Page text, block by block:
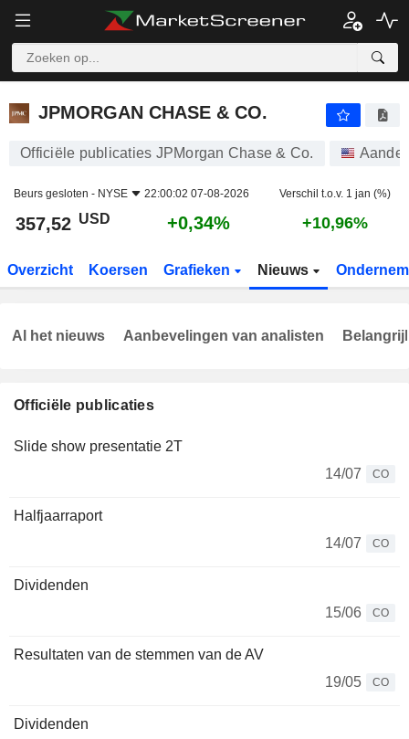
JPMORGAN CHASE & CO.
JPMORGAN CHASE & CO.
Officiële publicaties JPMorgan Chase & Co.
Beurs gesloten - NYSE 22:00:02 07-08-2026 Verschil t.o.v. 1 jan (%)
357,52 USD +0,34% +10,96%
Overzicht Koersen Grafieken Nieuws
Officiële publicaties
Slide show presentatie 2T
14/07
CO
Halfjaarraport
14/07
CO
Dividenden
15/06
CO
Resultaten van de stemmen van de AV
19/05
CO
Dividenden
Al het nieuws Aanbevelingen van analisten